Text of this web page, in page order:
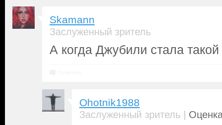
Skamann
Заслуженный зритель
А когда Джубили стала
Ohotnik1988
Заслуженный зритель |